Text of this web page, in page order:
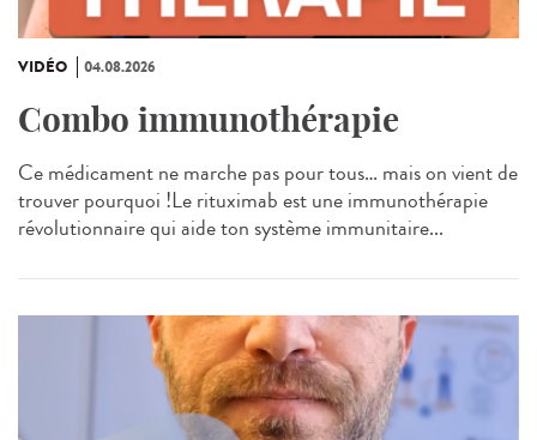
VIDÉO 04.08.2026
Combo immunothérapie
Ce médicament ne marche pas pour tous… mais on vient de
trouver pourquoi !Le rituximab est une immunothérapie
révolutionnaire qui aide ton système immunitaire...